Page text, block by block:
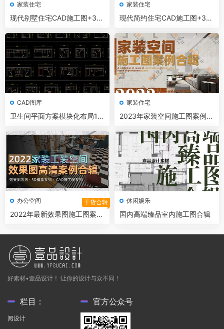
家装住宅
现代别墅住宅CAD施工图+3D
家装住宅
现代简约住宅CAD施工图+3D
CAD图库
卫生间平面方案模块化布局10
家装住宅
2023年家装空间施工图案例合
办公空间 干货合辑
2022年最新效果图施工图案例
休闲娱乐
国内高端臻品室内施工图合辑
好素材•壹品设计！ 让你的设计与众不同！
栏目：
阅设计
官方公众号